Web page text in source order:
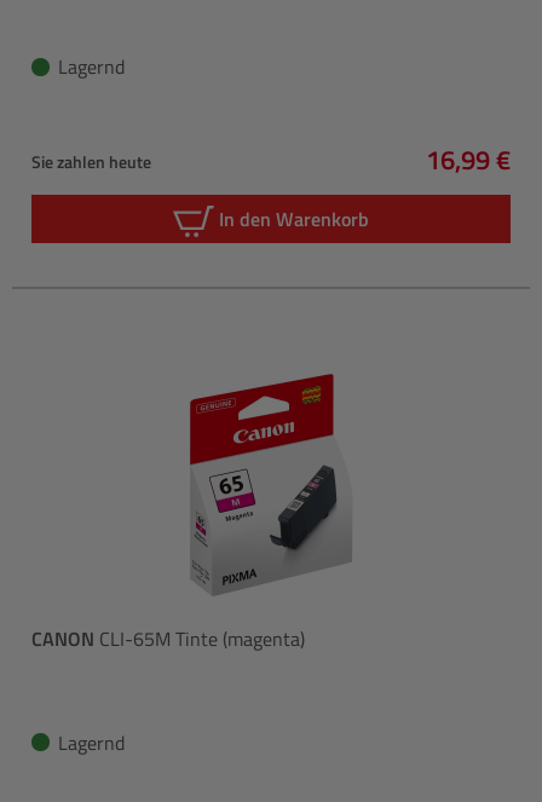
Lagernd
Sie zahlen heute 16,99 €
In den Warenkorb
CANON CLI-65M Tinte (magenta)
Lagernd